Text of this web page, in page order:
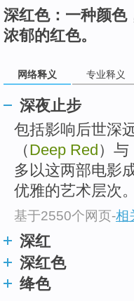
深红色：一种颜色
浓郁的红色。
网络释义 专业释义
深夜止步
包括影响后世深
（Deep Red ）
多以这两部电影
优雅的艺术层次。
基于2550个网页-相
深红
深红色
绛色